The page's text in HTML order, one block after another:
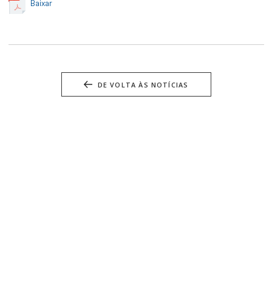
Baixar
DE VOLTA ÀS NOTÍCIAS